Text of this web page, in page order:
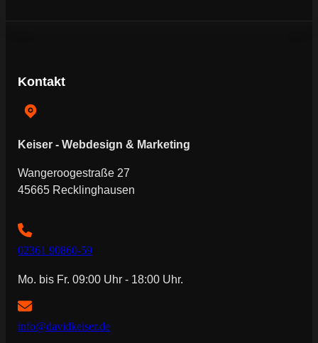
Kontakt
Keiser - Webdesign & Marketing
Wangeroogestraße 27
45665 Recklinghausen
02361 90860-59
Mo. bis Fr. 09:00 Uhr - 18:00 Uhr.
info@davidkeiser.de